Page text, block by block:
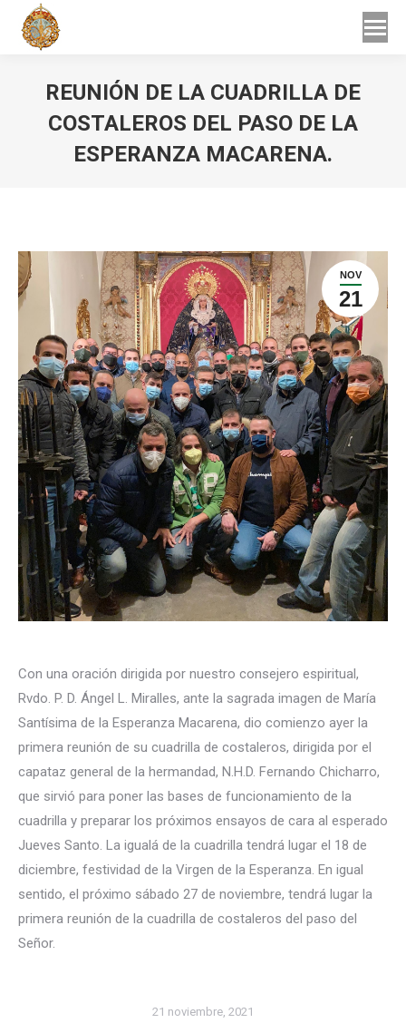
REUNIÓN DE LA CUADRILLA DE
COSTALEROS DEL PASO DE LA
ESPERANZA MACARENA.
NOV
21
Con una oración dirigida por nuestro consejero espiritual,
Rvdo. P. D. Ángel L. Miralles, ante la sagrada imagen de María
Santísima de la Esperanza Macarena, dio comienzo ayer la
primera reunión de su cuadrilla de costaleros, dirigida por el
capataz general de la hermandad, N.H.D. Fernando Chicharro,
que sirvió para poner las bases de funcionamiento de la
cuadrilla y preparar los próximos ensayos de cara al esperado
Jueves Santo. La igualá de la cuadrilla tendrá lugar el 18 de
diciembre, festividad de la Virgen de la Esperanza. En igual
sentido, el próximo sábado 27 de noviembre, tendrá lugar la
primera reunión de la cuadrilla de costaleros del paso del
Señor.
21 noviembre, 2021